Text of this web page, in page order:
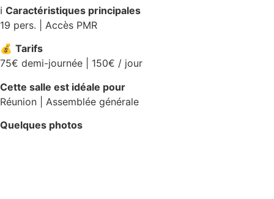
ℹ️ Caractéristiques principales
19 pers. | Accès PMR
💰 Tarifs
75€ demi-journée | 150€ / jour
Cette salle est idéale pour
Réunion | Assemblée générale
Quelques photos